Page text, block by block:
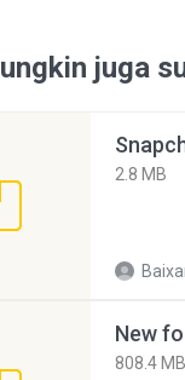
juga
2.8 MB
New
808.4 MB